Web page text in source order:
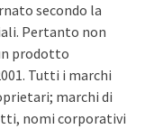
secondo la
Pertanto non
prodotto
Tutti i marchi
marchi di
nomi corporativi